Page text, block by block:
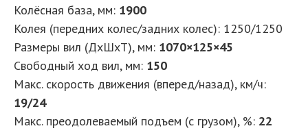
Колёсная база, мм: 1900
Колея (передних колес/задних колес): 1250/1250
Размеры вил (ДхШхТ), мм: 1070×125×45
Свободный ход вил, мм: 150
Макс. скорость движения (вперед/назад), км/ч:
19/24
Макс. преодолеваемый подъем (с грузом), %: 22